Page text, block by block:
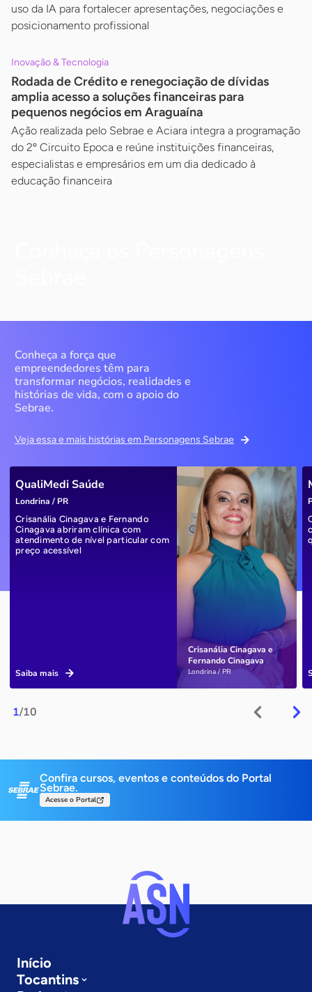
uso da IA para fortalecer apresentações, negociações e
posicionamento profissional
Inovação & Tecnologia
Rodada de Crédito e renegociação de dívidas
amplia acesso a soluções financeiras para
pequenos negócios em Araguaína
Ação realizada pelo Sebrae e Aciara integra a programação
do 2º Circuito Epoca e reúne instituições financeiras,
especialistas e empresários em um dia dedicado à
educação financeira
Conheça a força que
empreendedores têm para
transformar negócios, realidades e
histórias de vida, com o apoio do
Sebrae.
Veja essa e mais histórias em Personagens Sebrae
1/10
Crisanália Cinagava e
Fernando Cinagava
Londrina / PR
QualiMedi Saúde
Londrina / PR
Crisanália Cinagava e Fernando
Cinagava abriram clínica com
atendimento de nível particular com
preço acessível
Saiba mais
Confira cursos, eventos e conteúdos do Portal
Sebrae.
Acesse o Portal
Início
Tocantins